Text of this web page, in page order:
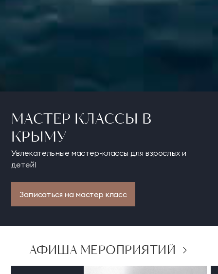
МАСТЕР КЛАССЫ В
КРЫМУ
Увлекательные мастер-классы для взрослых и
детей!
Записаться на мастер класс
АФИША МЕРОПРИЯТИЙ